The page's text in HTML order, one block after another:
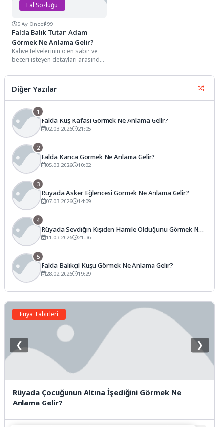
Fal Sözlüğü
5 Ay Önce 99
Falda Balık Tutan Adam
Görmek Ne Anlama Gelir?
Kahve telvelerinin o en sabır ve
beceri isteyen detayları arasında,
Diğer Yazılar
1
Falda Kuş Kafası Görmek Ne Anlama Gelir?
02.03.2026 21:05
2
Falda Kanca Görmek Ne Anlama Gelir?
05.03.2026 10:02
3
Rüyada Asker Eğlencesi Görmek Ne Anlama Gelir?
07.03.2026 14:09
4
Rüyada Sevdiğin Kişiden Hamile Olduğunu Görmek Ne
Anlama Gelir?
11.03.2026 21:36
5
Falda Balıkçıl Kuşu Görmek Ne Anlama Gelir?
28.02.2026 19:29
Rüya Tabirleri
Rüyada Çocuğunun Altına İşediğini Görmek Ne
Anlama Gelir?
❮ ❯